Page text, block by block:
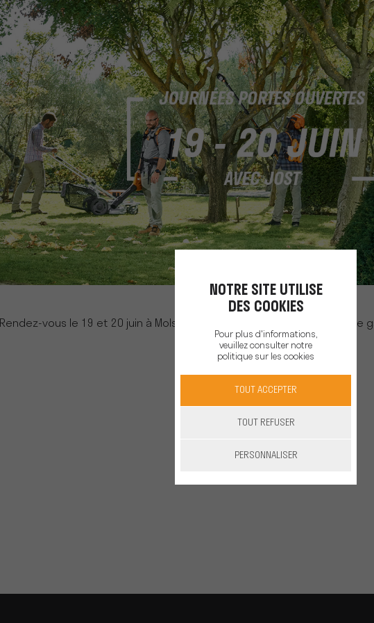
Rendez-vous le 19 et 20 juin à Molsheim pour découvrir et tester notre
batterie
JOST - MOLSHEIM
38 route Ecospace,
NOTRE SITE UTILISE
DES COOKIES
Pour plus d'informations,
veuillez consulter notre
politique sur les cookies
TOUT ACCEPTER
TOUT REFUSER
PERSONNALISER